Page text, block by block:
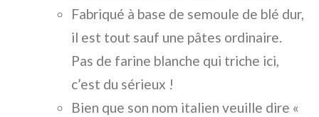
Fabriqué à base de semoule de blé dur,
il est tout sauf une pâtes ordinaire.
Pas de farine blanche qui triche ici,
c’est du sérieux !
Bien que son nom italien veuille dire «